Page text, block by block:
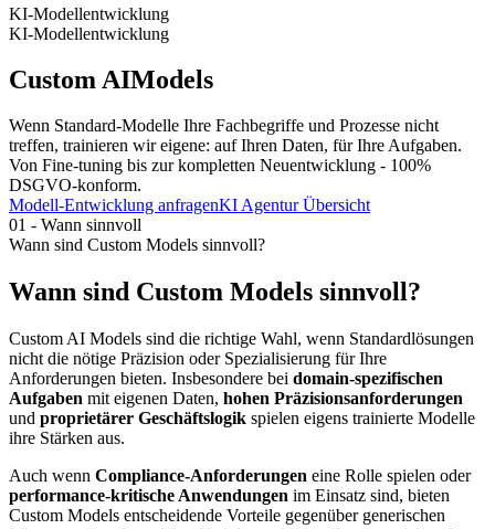
KI-Modellentwicklung
KI-Modellentwicklung
Custom AIModels
Wenn Standard-Modelle Ihre Fachbegriffe und Prozesse nicht
treffen, trainieren wir eigene: auf Ihren Daten, für Ihre Aufgaben.
Von Fine-tuning bis zur kompletten Neuentwicklung - 100%
DSGVO-konform.
Modell-Entwicklung anfragenKI Agentur Übersicht
01 - Wann sinnvoll
Wann sind Custom Models sinnvoll?
Wann sind Custom Models sinnvoll?
Custom AI Models sind die richtige Wahl, wenn Standardlösungen
nicht die nötige Präzision oder Spezialisierung für Ihre
Anforderungen bieten. Insbesondere bei domain-spezifischen
Aufgaben mit eigenen Daten, hohen Präzisionsanforderungen
und proprietärer Geschäftslogik spielen eigens trainierte Modelle
ihre Stärken aus.
Auch wenn Compliance-Anforderungen eine Rolle spielen oder
performance-kritische Anwendungen im Einsatz sind, bieten
Custom Models entscheidende Vorteile gegenüber generischen